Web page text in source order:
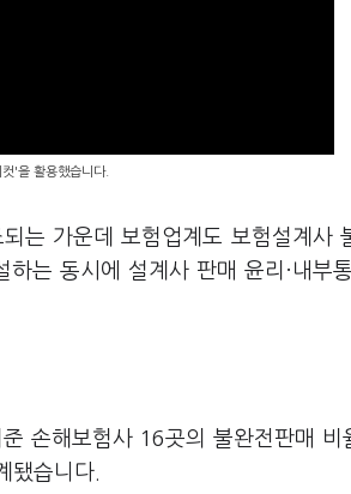
'을 활용했습니다.
는 가운데 보험업계도 보험설계사
는 동시에 설계사 판매 윤리·내부
손해보험사 16곳의 불완전판매 비
됐습니다.